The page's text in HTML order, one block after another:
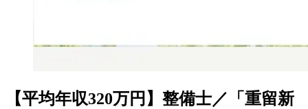
【平均年収320万円】整備士／「重留新